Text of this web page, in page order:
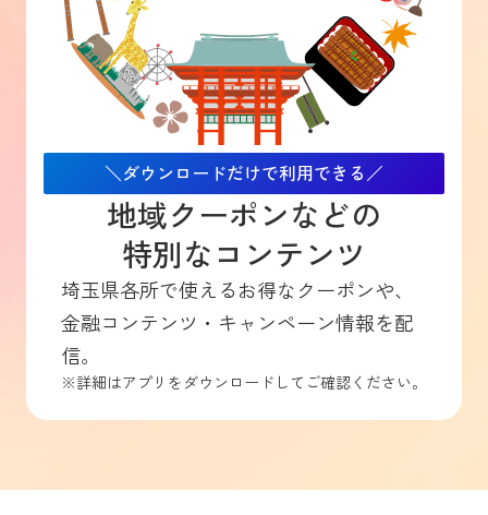
＼ダウンロードだけで利用できる／
地域クーポンなどの
特別なコンテンツ
埼玉県各所で使えるお得なクーポンや、
金融コンテンツ・キャンペーン情報を配
信。
※詳細はアプリをダウンロードしてご確認ください。